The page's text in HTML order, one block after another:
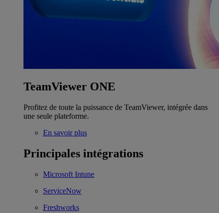
TeamViewer ONE
Profitez de toute la puissance de TeamViewer, intégrée dans
une seule plateforme.
En savoir plus
Principales intégrations
Microsoft Intune
ServiceNow
Freshworks